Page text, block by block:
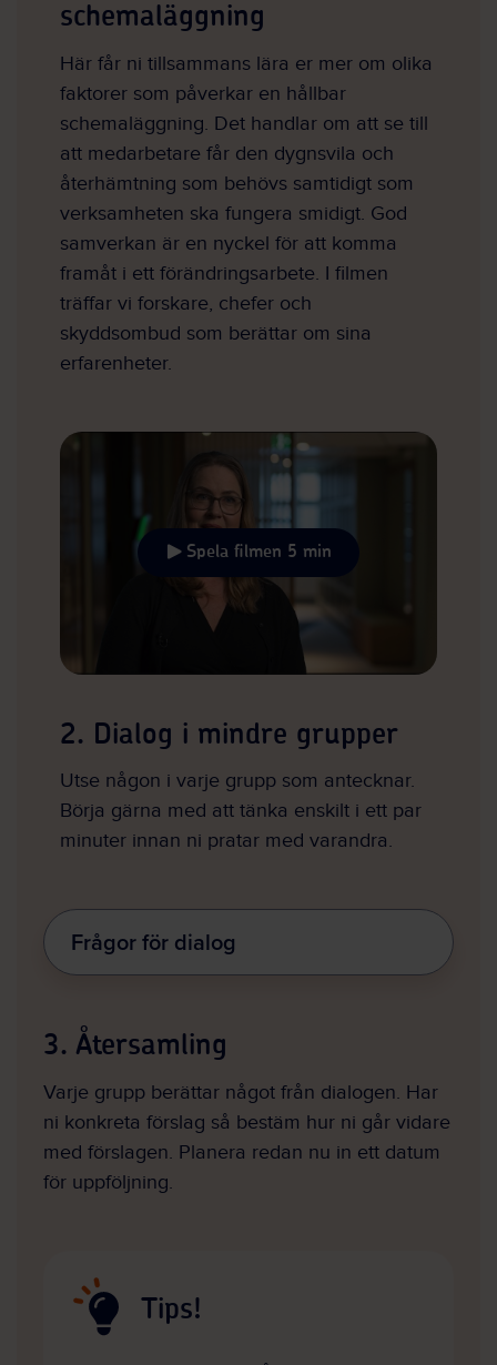
schemaläggning
Här får ni tillsammans lära er mer om olika
faktorer som påverkar en hållbar
schemaläggning. Det handlar om att se till
att medarbetare får den dygnsvila och
återhämtning som behövs samtidigt som
verksamheten ska fungera smidigt. God
samverkan är en nyckel för att komma
framåt i ett förändringsarbete. I filmen
träffar vi forskare, chefer och
skyddsombud som berättar om sina
erfarenheter.
Spela filmen 5 min
2. Dialog i mindre grupper
Utse någon i varje grupp som antecknar.
Börja gärna med att tänka enskilt i ett par
minuter innan ni pratar med varandra.
Frågor för dialog
3. Återsamling
Varje grupp berättar något från dialogen. Har
ni konkreta förslag så bestäm hur ni går vidare
med förslagen. Planera redan nu in ett datum
för uppföljning.
Tips!